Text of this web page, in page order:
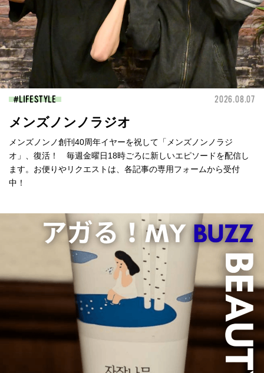
LIFESTYLE 2026.08.07
メンズノンノラジオ
メンズノンノ創刊40周年イヤーを祝して「メンズノンノラジ
オ」、復活！ 毎週金曜日18時ごろに新しいエピソードを配信し
ます。お便りやリクエストは、各記事の専用フォームから受付
中！